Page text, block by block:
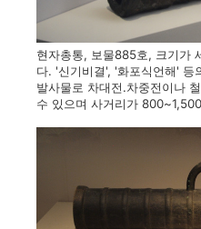
현자총통, 보물885호, 크기가
다. '신기비결', '화포식언해' 등
발사물로 차대전.차중전이나
수 있으며 사거리가